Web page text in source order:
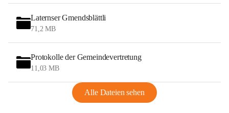
Laternser Gmendsblättli
71,2 MB
Protokolle der Gemeindevertretung
11,03 MB
Alle Dateien sehen